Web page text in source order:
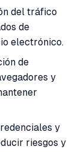
del tráfico
de
electrónico.
de
y
y
riesgos y